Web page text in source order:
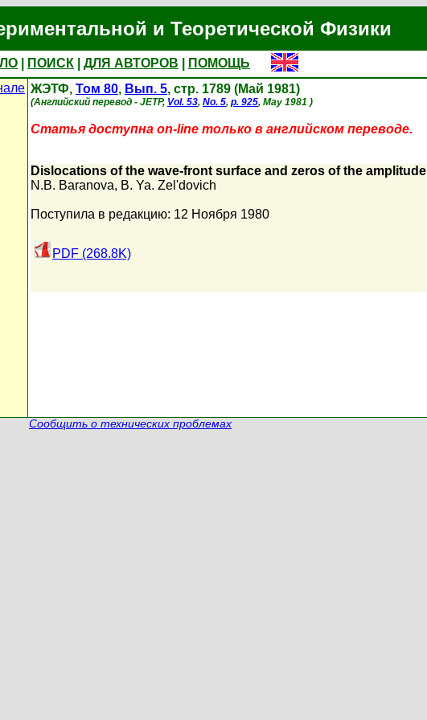
и Теоретической Физики
ПОИСК ДЛЯ АВТОРОВ
ПОМОЩЬ
ЖЭТФ, Том 80, Вып. 5, стр. 1789 (Май 1981)
(Английский перевод - JETP, Vol. 53, No. 5, p. 925, May 1981 )
Статья доступна on-line только в английском переводе.
Dislocations of the wave-front surface and zeros of the amplitude
N.B. Baranova, B. Ya. Zel'dovich
Поступила в редакцию: 12 Ноября 1980
PDF (268.8K)
Сообщить о технических проблемах